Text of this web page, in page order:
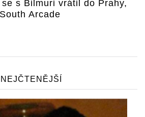
s Bilmuri vrátil do Prahy,
Arcade
NEJČTENĚJŠÍ